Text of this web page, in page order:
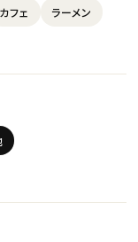
カフェ
ラーメン